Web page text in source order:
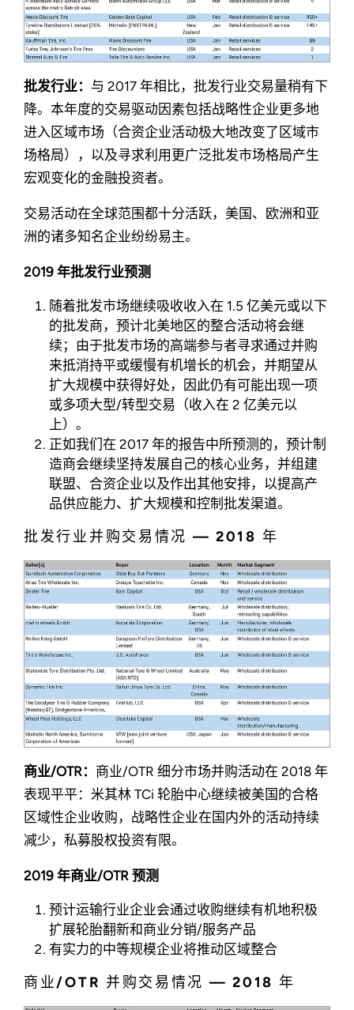
批发行业： 与 2017 年相比，批发行业交易量稍有下
降。本年度的交易驱动因素包括战略性企业更多地
进入区域市场（合资企业活动极大地改变了区域市
场格局），以及寻求利用更广泛批发市场格局产生
宏观变化的金融投资者。
交易活动在全球范围都十分活跃，美国、欧洲和亚
洲的诸多知名企业纷纷易主。
2019 年批发行业预测
随着批发市场继续吸收收入在 1.5 亿美元或以下
的批发商，预计北美地区的整合活动将会继
续；由于批发市场的高端参与者寻求通过并购
来抵消持平或缓慢有机增长的机会，并期望从
扩大规模中获得好处，因此仍有可能出现一项
或多项大型/转型交易（收入在 2 亿美元以
上）。
正如我们在 2017 年的报告中所预测的，预计制
造商会继续坚持发展自己的核心业务，并组建
联盟、合资企业以及作出其他安排，以提高产
品供应能力、扩大规模和控制批发渠道。
批发行业并购交易情况 — 2018 年
商业/OTR： 商业/OTR 细分市场并购活动在 2018 年
表现平平：米其林 TCi 轮胎中心继续被美国的合格
区域性企业收购，战略性企业在国内外的活动持续
减少，私募股权投资有限。
2019 年商业/OTR 预测
预计运输行业企业会通过收购继续有机地积极
扩展轮胎翻新和商业分销/服务产品
有实力的中等规模企业将推动区域整合
商业/OTR 并购交易情况 — 2018 年